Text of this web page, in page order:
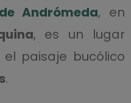
Andrómeda, en
, es un lugar
paisaje bucólico
.